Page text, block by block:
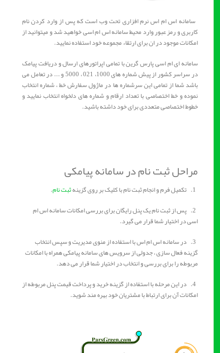
سامانه اس ام اس نرم افزاری تحت وب است که پس از وارد کردن نام
کاربری و رمز عبور وارد محیط سامانه اس ام اسی خواهید شد و میتوانید از
امکانات موجود در ان برای ارتقاء مجموعه خود استفاده نمایید.
سامانه ای ام اسی پارس گرین با تمامی اپراتورهای ارسال و دریافت پیامک
در سراسر کشور از پیش شماره های 1000، 021 ، 5000 و ... در تعامل می
باشد شما از تمامی این سرشماره ها در ماژول سفارش خط ، شماره انتخاب
نموده و خط اختصاصی با تعداد ارقام و شماره های دلخواه انتخاب نمایید و
خطوط اختصاصی متعددی برای خود داشته باشید.
مراحل ثبت نام در سامانه پیامکی
ثبت نام.
2. پس از ثبت نام یک پنل رایگان برای بررسی امکانات سامانه اس ام
اسی در اختیار شما قرار می گیرد.
3. در سامانه اس ام اس با استفاده از منوی مدیریت و سپس انتخاب
گزینه فعال سازی ، جدولی از سرویس های سامانه پیامکی همراه با امکانات
مربوطه را برای بررسی و انتخاب در اختیار شما قرار می دهد.
4. در این مرحله با استفاده از گزینه خرید و پرداخت قیمت پنل مربوطه از
امکانات آن برای ارتباط با مشتریان خود بهره مند شوید.